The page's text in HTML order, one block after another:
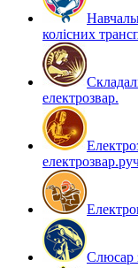
колісних
електрозвар.
Слюсар